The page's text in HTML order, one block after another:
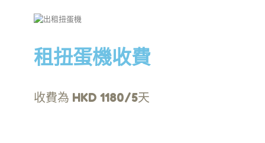
租扭蛋機收費
收費為 HKD 1180/5天